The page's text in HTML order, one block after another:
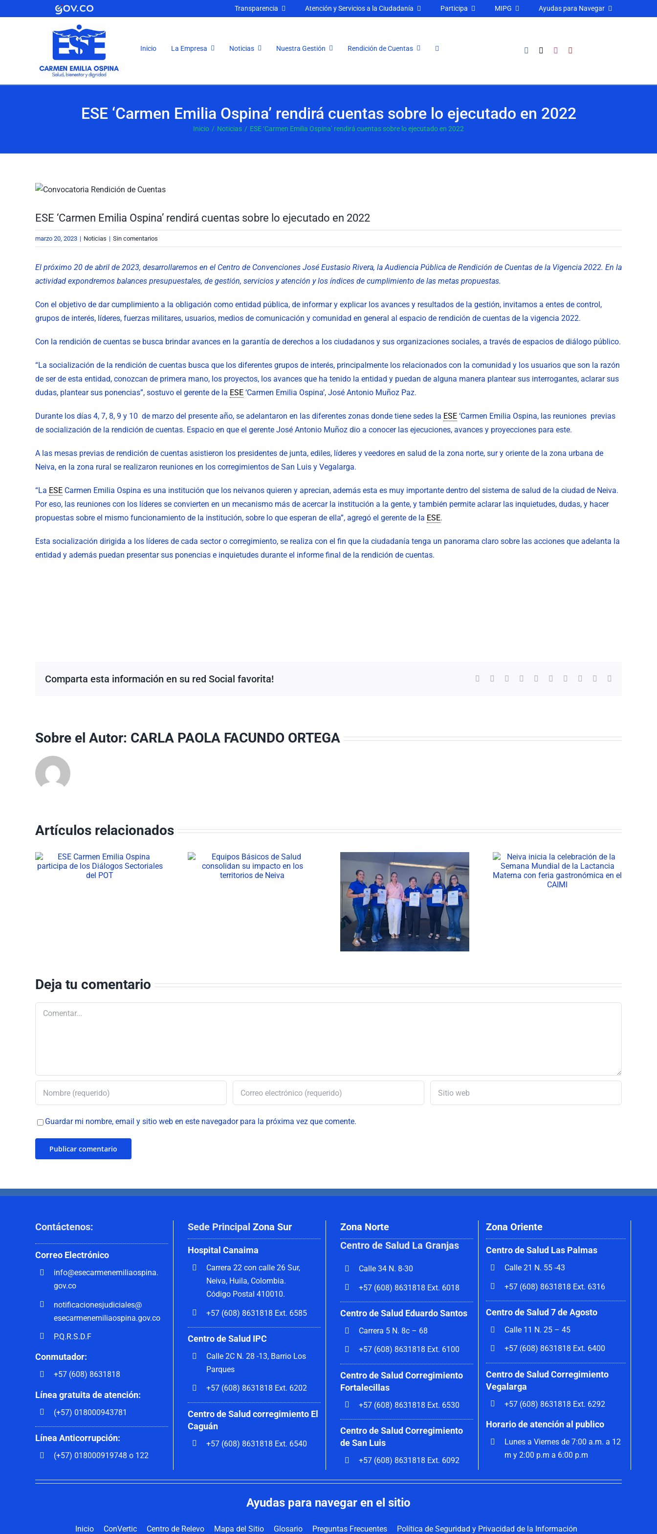
al
Transparencia Atención y Servicios a la Ciudadanía Participa MIPG Ayudas para Navegar
Inicio La Empresa Noticias Nuestra Gestión Rendición de Cuentas
ESE ‘Carmen Emilia Ospina’ rendirá cuentas sobre lo ejecutado en 2022
Inicio Noticias ESE ‘Carmen Emilia Ospina’ rendirá cuentas sobre lo ejecutado en 2022
Ver
más
grande
ESE ‘Carmen Emilia Ospina’ rendirá cuentas sobre lo ejecutado en 2022
marzo 20, 2023 | Noticias | Sin comentarios
El próximo 20 de abril de 2023, desarrollaremos en el Centro de Convenciones José Eustasio Rivera, la Audiencia Pública de Rendición de Cuentas de la Vigencia 2022. En la
actividad expondremos balances presupuestales, de gestión, servicios y atención y los índices de cumplimiento de las metas propuestas.
Con el objetivo de dar cumplimiento a la obligación como entidad pública, de informar y explicar los avances y resultados de la gestión, invitamos a entes de control,
grupos de interés, líderes, fuerzas militares, usuarios, medios de comunicación y comunidad en general al espacio de rendición de cuentas de la vigencia 2022.
Con la rendición de cuentas se busca brindar avances en la garantía de derechos a los ciudadanos y sus organizaciones sociales, a través de espacios de diálogo público.
“La socialización de la rendición de cuentas busca que los diferentes grupos de interés, principalmente los relacionados con la comunidad y los usuarios que son la razón
de ser de esta entidad, conozcan de primera mano, los proyectos, los avances que ha tenido la entidad y puedan de alguna manera plantear sus interrogantes, aclarar sus
dudas, plantear sus ponencias”, sostuvo el gerente de la ESE ‘Carmen Emilia Ospina’, José Antonio Muñoz Paz.
Durante los días 4, 7, 8, 9 y 10 de marzo del presente año, se adelantaron en las diferentes zonas donde tiene sedes la ESE ‘Carmen Emilia Ospina, las reuniones previas
de socialización de la rendición de cuentas. Espacio en que el gerente José Antonio Muñoz dio a conocer las ejecuciones, avances y proyecciones para este.
A las mesas previas de rendición de cuentas asistieron los presidentes de junta, ediles, líderes y veedores en salud de la zona norte, sur y oriente de la zona urbana de
Neiva, en la zona rural se realizaron reuniones en los corregimientos de San Luis y Vegalarga.
“La ESE Carmen Emilia Ospina es una institución que los neivanos quieren y aprecian, además esta es muy importante dentro del sistema de salud de la ciudad de Neiva.
Por eso, las reuniones con los líderes se convierten en un mecanismo más de acercar la institución a la gente, y también permite aclarar las inquietudes, dudas, y hacer
propuestas sobre el mismo funcionamiento de la institución, sobre lo que esperan de ella”, agregó el gerente de la ESE.
Esta socialización dirigida a los líderes de cada sector o corregimiento, se realiza con el fin que la ciudadanía tenga un panorama claro sobre las acciones que adelanta la
entidad y además puedan presentar sus ponencias e inquietudes durante el informe final de la rendición de cuentas.
Comparta esta información en su red Social favorita! Facebook Reddit LinkedInWhatsApp
TumblrPinterest Xing
Sobre el Autor: CARLA PAOLA FACUNDO ORTEGA
Artículos relacionados
Equipos Básicos de
Salud consolidan su
celebración de la
Semana Mundial de la
Lactancia Materna con
feria gastronómica en el
CAIMI
ESE Carmen Emilia
Ospina participa de los
Diálogos Sectoriales del
Deja tu comentario
Comentar
Guardar mi nombre, email y sitio web en este navegador para la próxima vez que comente.
Contáctenos:
Correo Electrónico
info@esecarmenemiliaospina.
gov.co
notificacionesjudiciales@
esecarmenemiliaospina.gov.co
P.Q.R.S.D.F
Conmutador:
+57 (608) 8631818
Línea gratuita de atención:
(+57) 018000943781
Línea Anticorrupción:
(+57) 018000919748 o 122
Sede Principal Zona Sur
Hospital Canaima
Carrera 22 con calle 26 Sur,
Neiva, Huila, Colombia.
Código Postal 410010.
+57 (608) 8631818 Ext. 6585
Centro de Salud IPC
Calle 2C N. 28 -13, Barrio Los
Parques
+57 (608) 8631818 Ext. 6202
Centro de Salud corregimiento El
Caguán
+57 (608) 8631818 Ext. 6540
Zona Norte
Centro de Salud La Granjas
Calle 34 N. 8-30
+57 (608) 8631818 Ext. 6018
Centro de Salud Eduardo Santos
Carrera 5 N. 8c – 68
+57 (608) 8631818 Ext. 6100
Centro de Salud Corregimiento
Fortalecillas
+57 (608) 8631818 Ext. 6530
Centro de Salud Corregimiento
de San Luis
+57 (608) 8631818 Ext. 6092
Zona Oriente
Centro de Salud Las Palmas
Calle 21 N. 55 -43
+57 (608) 8631818 Ext. 6316
Centro de Salud 7 de Agosto
Calle 11 N. 25 – 45
+57 (608) 8631818 Ext. 6400
Centro de Salud Corregimiento
Vegalarga
+57 (608) 8631818 Ext. 6292
Horario de atención al publico
Lunes a Viernes de 7:00 a.m. a 12
m y 2:00 p.m a 6:00 p.m
Ayudas para navegar en el sitio
Inicio ConVertic Centro de Relevo Mapa del Sitio Glosario Preguntas Frecuentes Política de Seguridad y Privacidad de la Información